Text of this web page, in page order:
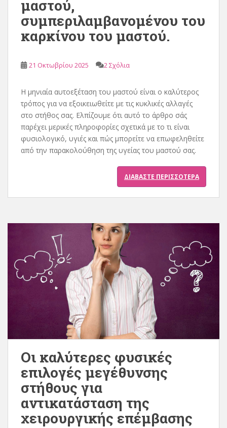
μαστού,
συμπεριλαμβανομένου του
καρκίνου του μαστού.
21 Οκτωβρίου 2025 2 Σχόλια
Η μηνιαία αυτοεξέταση του μαστού είναι ο καλύτερος
τρόπος για να εξοικειωθείτε με τις κυκλικές αλλαγές
στο στήθος σας. Ελπίζουμε ότι αυτό το άρθρο σάς
παρέχει μερικές πληροφορίες σχετικά με το τι είναι
φυσιολογικό, υγιές και πώς μπορείτε να επωφεληθείτε
από την παρακολούθηση της υγείας του μαστού σας.
ΔΙΑΒΆΣΤΕ ΠΕΡΙΣΣΌΤΕΡΑ
Οι καλύτερες φυσικές
επιλογές μεγέθυνσης
στήθους για
αντικατάσταση της
χειρουργικής επέμβασης